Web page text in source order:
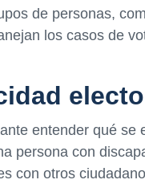
de personas,
los casos de
entender qué se
persona con
con otros